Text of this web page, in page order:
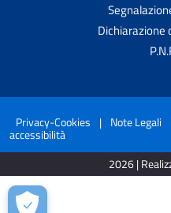
Dichiarazione
Privacy-Cookies | Note Legali
accessibilità
2026 |